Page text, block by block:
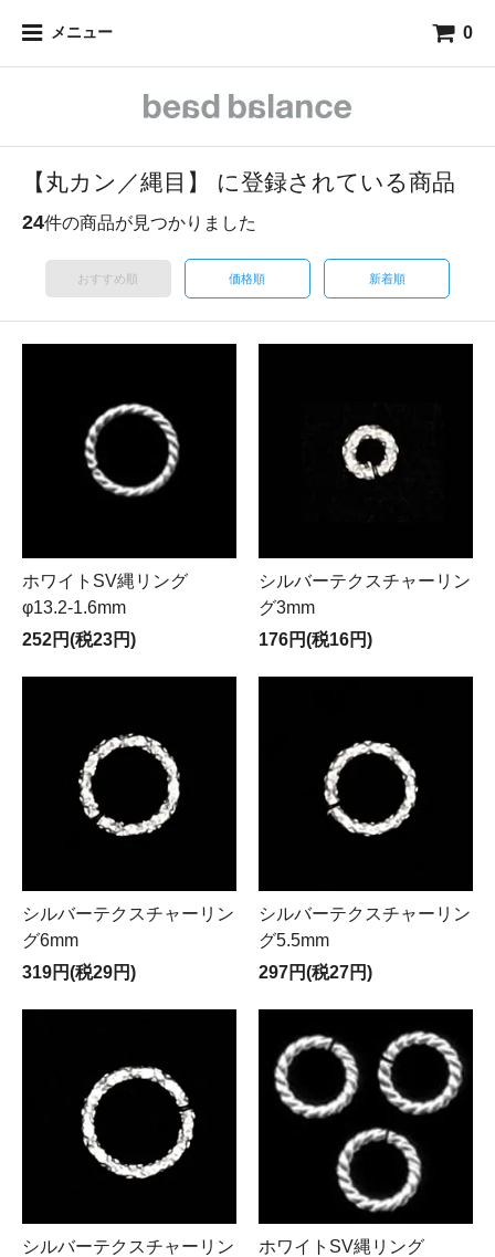
メニュー 0
【丸カン／縄目】 に登録されている商品
24件の商品が見つかりました
おすすめ順 価格順 新着順
ホワイトSV縄リング
φ13.2-1.6mm
252円(税23円)
シルバーテクスチャーリン
グ3mm
176円(税16円)
シルバーテクスチャーリン
グ6mm
319円(税29円)
シルバーテクスチャーリン
グ5.5mm
297円(税27円)
シルバーテクスチャーリン
ホワイトSV縄リング